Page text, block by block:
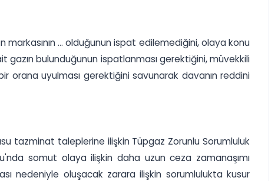
markasının ... olduğunun ispat edilemediğini, olaya konu
gazın bulunduğunun ispatlanması gerektiğini, müvekkili
uyulması gerektiğini savunarak davanın reddini
tazminat taleplerine ilişkin Tüpgaz Zorunlu Sorumluluk
somut olaya ilişkin daha uzun ceza zamanaşımı
nedeniyle oluşacak zarara ilişkin sorumlulukta kusur